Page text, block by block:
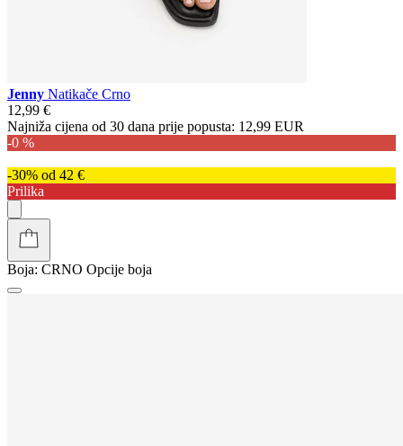
Jenny Natikače Crno
12,99 €
Najniža cijena od 30 dana prije popusta: 12,99 EUR
-0 %
-30% od 42 €
Prilika
Boja: CRNO Opcije boja